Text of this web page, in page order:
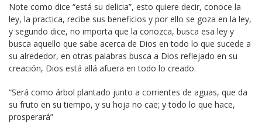
Note como dice “está su delicia”, esto quiere decir, conoce la
ley, la practica, recibe sus beneficios y por ello se goza en la ley,
y segundo dice, no importa que la conozca, busca esa ley y
busca aquello que sabe acerca de Dios en todo lo que sucede a
su alrededor, en otras palabras busca a Dios reflejado en su
creación, Dios está allá afuera en todo lo creado.
“Será como árbol plantado junto a corrientes de aguas, que da
su fruto en su tiempo, y su hoja no cae; y todo lo que hace,
prosperará”